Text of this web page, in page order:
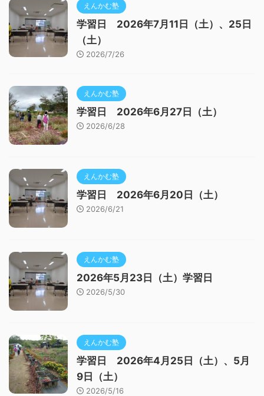
えんかむ塾
学習日 2026年7月11日（土）、25日
（土）
2026/7/26
えんかむ塾
学習日 2026年6月27日（土）
2026/6/28
えんかむ塾
学習日 2026年6月20日（土）
2026/6/21
えんかむ塾
2026年5月23日（土）学習日
2026/5/30
えんかむ塾
学習日 2026年4月25日（土）、5月
9日（土）
2026/5/16